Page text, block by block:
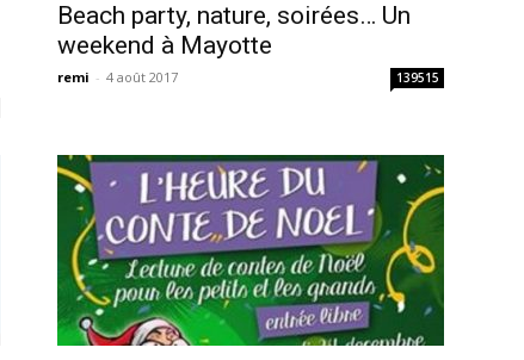
Beach party, nature, soirées… Un
weekend à Mayotte
remi - 4 août 2017 139515